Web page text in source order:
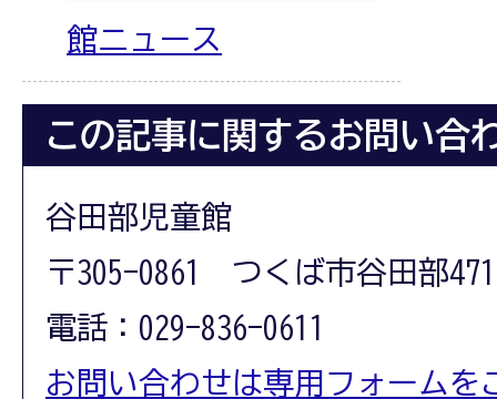
館ニュース
この記事に関するお問い合
谷田部児童館
〒305-0861 つくば市谷田部
電話：029-836-0611
お問い合わせは専用フォームを